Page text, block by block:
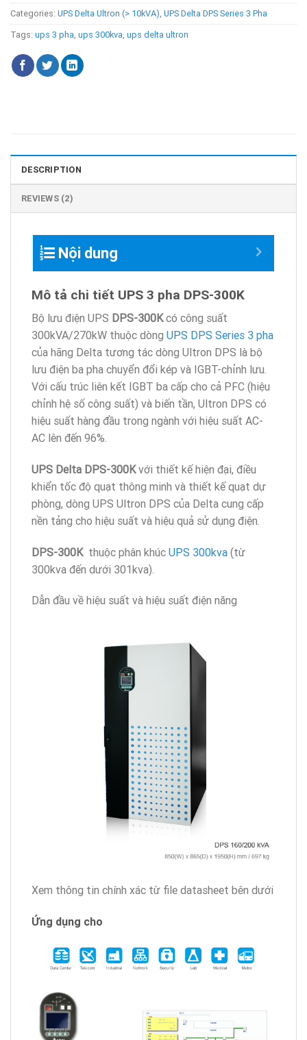
Categories: UPS Delta Ultron (> 10kVA), UPS Delta DPS Series 3 Pha
Tags: ups 3 pha, ups 300kva, ups delta ultron
DESCRIPTION
REVIEWS (2)
Nội dung
Mô tả chi tiết UPS 3 pha DPS-300K
Bộ lưu điện UPS DPS-300Kcó công suất
300kVA/270kW thuộc dòng UPS DPS Series 3 pha
của hãng Delta tương tác dòng Ultron DPS là bộ
lưu điện ba pha chuyển đổi kép và IGBT-chỉnh lưu.
Với cấu trúc liên kết IGBT ba cấp cho cả PFC (hiệu
chỉnh hệ số công suất) và biến tần, Ultron DPS có
hiệu suất hàng đầu trong ngành với hiệu suất AC-
AC lên đến 96%.
UPS Delta DPS-300Kvới thiết kế hiện đại, điều
khiển tốc độ quạt thông minh và thiết kế quạt dự
phòng, dòng UPS Ultron DPS của Delta cung cấp
nền tảng cho hiệu suất và hiệu quả sử dụng điện.
DPS-300K thuộc phân khúc UPS 300kva (từ
300kva đến dưới 301kva).
Dẫn đầu về hiệu suất và hiệu suất điện năng
Xem thông tin chính xác từ file datasheet bên dưới
Ứng dụng cho